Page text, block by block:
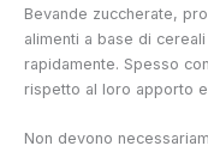
Bevande zuccherate,
alimenti a base di
rapidamente. Spesso
rispetto al loro apporto
Non devono